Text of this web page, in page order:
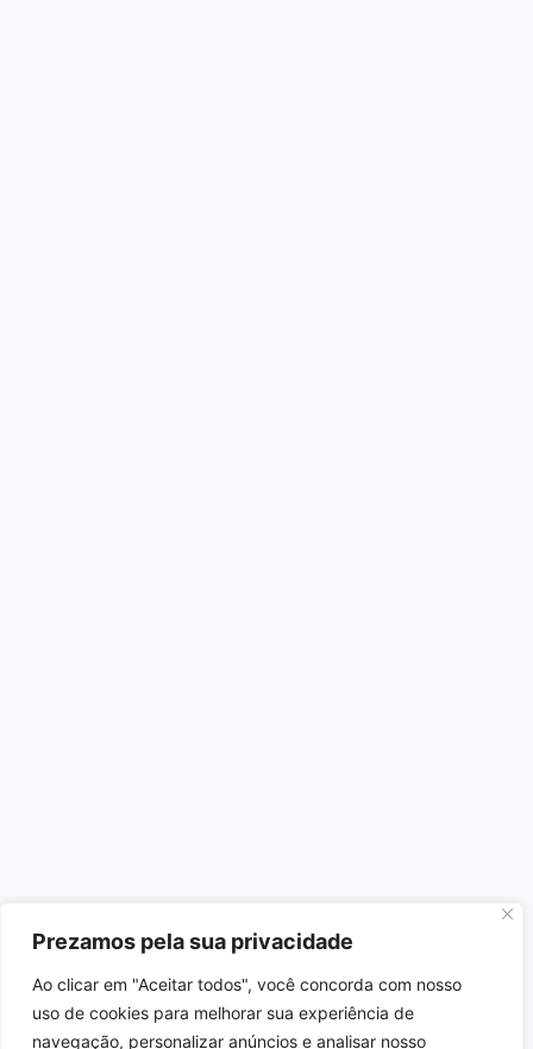
Prezamos pela sua privacidade
Ao clicar em "Aceitar todos", você concorda com nosso
uso de cookies para melhorar sua experiência de
navegação, personalizar anúncios e analisar nosso